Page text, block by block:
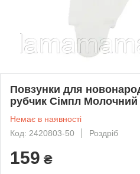
Повзунки для
рубчик Сімпл
Немає в наявності
Код: 2420803-50
Роздріб
159 ₴